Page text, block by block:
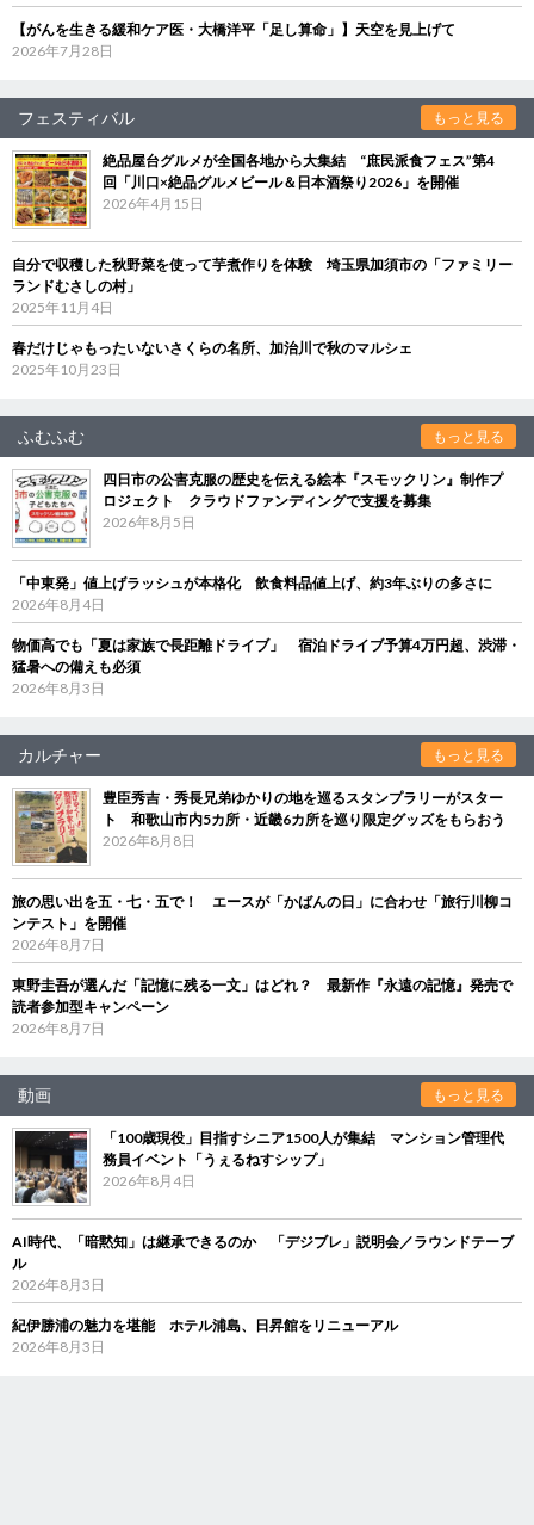
【がんを生きる緩和ケア医・大橋洋平「足し算命」】天空を見上げて
2026年7月28日
フェスティバル もっと見る
絶品屋台グルメが全国各地から大集結 “庶民派食フェス”第4
回「川口×絶品グルメビール＆日本酒祭り2026」を開催
2026年4月15日
自分で収穫した秋野菜を使って芋煮作りを体験 埼玉県加須市の「ファミリー
ランドむさしの村」
2025年11月4日
春だけじゃもったいないさくらの名所、加治川で秋のマルシェ
2025年10月23日
ふむふむ もっと見る
四日市の公害克服の歴史を伝える絵本『スモックリン』制作プ
ロジェクト クラウドファンディングで支援を募集
2026年8月5日
「中東発」値上げラッシュが本格化 飲食料品値上げ、約3年ぶりの多さに
2026年8月4日
物価高でも「夏は家族で長距離ドライブ」 宿泊ドライブ予算4万円超、渋滞・
猛暑への備えも必須
2026年8月3日
カルチャー もっと見る
豊臣秀吉・秀長兄弟ゆかりの地を巡るスタンプラリーがスター
ト 和歌山市内5カ所・近畿6カ所を巡り限定グッズをもらおう
2026年8月8日
旅の思い出を五・七・五で！ エースが「かばんの日」に合わせ「旅行川柳コ
ンテスト」を開催
2026年8月7日
東野圭吾が選んだ「記憶に残る一文」はどれ？ 最新作『永遠の記憶』発売で
読者参加型キャンペーン
2026年8月7日
動画 もっと見る
「100歳現役」目指すシニア1500人が集結 マンション管理代
務員イベント「うぇるねすシップ」
2026年8月4日
AI時代、「暗黙知」は継承できるのか 「デジブレ」説明会／ラウンドテーブ
ル
2026年8月3日
紀伊勝浦の魅力を堪能 ホテル浦島、日昇館をリニューアル
2026年8月3日